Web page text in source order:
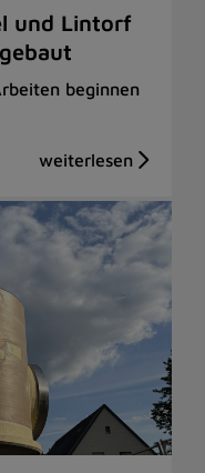
und Lintorf
beginnen